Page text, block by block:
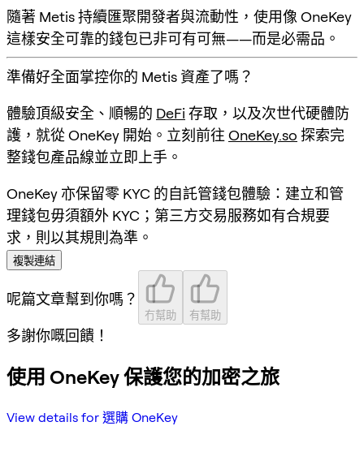
隨著 Metis 持續匯聚開發者與流動性，使用像 OneKey
這樣安全可靠的錢包已非可有可無——而是必需品。
準備好全面掌控你的 Metis 資產了嗎？
體驗頂級安全、順暢的 DeFi 存取，以及次世代硬體防
護，就從 OneKey 開始。立刻前往 OneKey.so 探索完
整錢包產品線並立即上手。
OneKey 亦保留零 KYC 的自託管錢包體驗：建立和管
理錢包毋須額外 KYC；第三方交易服務如有合規要
求，則以其規則為準。
複製連結
呢篇文章幫到你嗎？
冇幫助 有幫助
多謝你嘅回饋！
使用 OneKey 保護您的加密之旅
View details for 選購 OneKey